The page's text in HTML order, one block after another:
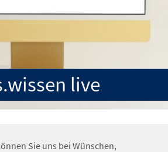
live
Sie uns bei Wünschen,